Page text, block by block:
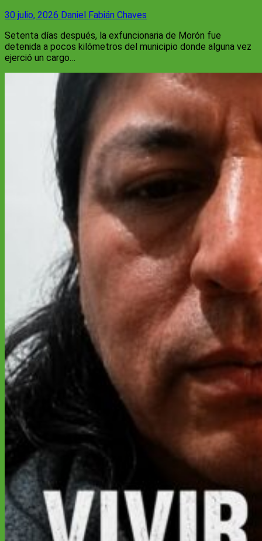
30 julio, 2026 Daniel Fabián Chaves
Setenta días después, la exfuncionaria de Morón fue
detenida a pocos kilómetros del municipio donde alguna vez
ejerció un cargo…